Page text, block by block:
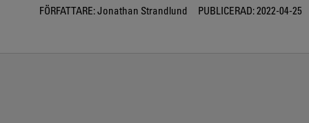
FÖRFATTARE:Jonathan Strandlund PUBLICERAD:2022-04-25